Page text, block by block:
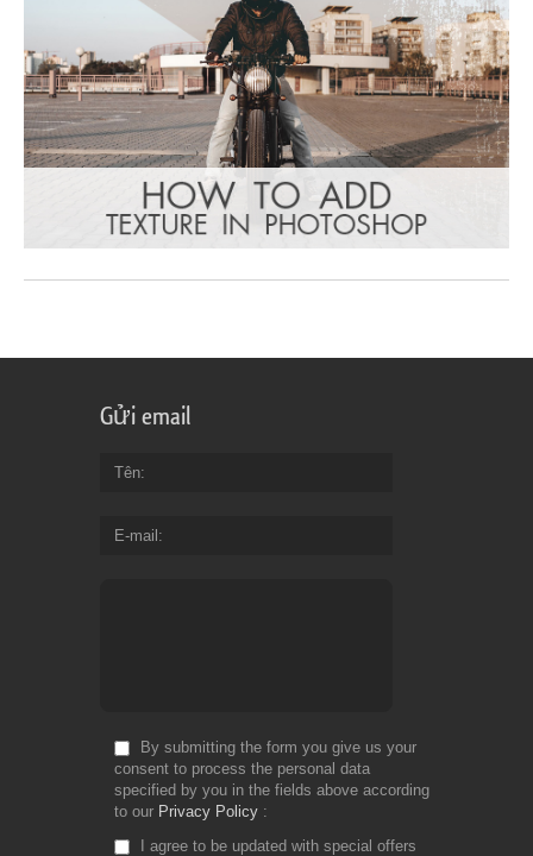
Gửi email
Tên
E-mail
By submitting the form you give us your
consent to process the personal data
specified by you in the fields above according
to our Privacy Policy
I agree to be updated with special offers